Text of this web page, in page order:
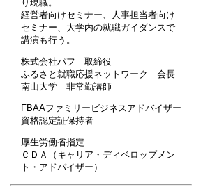
り現職。
経営者向けセミナー、人事担当者向け
セミナー、大学内の就職ガイダンスで
講演も行う。
株式会社パフ 取締役
ふるさと就職応援ネットワーク 会長
南山大学 非常勤講師
FBAAファミリービジネスアドバイザー
資格認定証保持者
厚生労働省指定
ＣＤＡ（キャリア・ディベロップメン
ト・アドバイザー）